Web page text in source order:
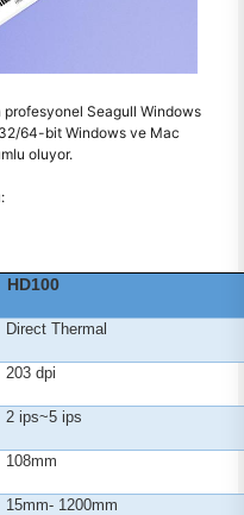
Seagull Windows
32/64-bit Windows ve Mac
oluyor.
HD100
Direct Thermal
203 dpi
2 ips~5 ips
108mm
15mm- 1200mm